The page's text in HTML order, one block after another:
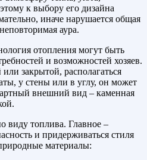
к выбору его дизайна
иначе нарушается общая
аура.
отопления могут быть
и возможностей хозяев.
закрытой, располагаться
у стены или в углу, он может
внешний вид – каменная
виду топлива. Главное –
и придерживаться стиля
материалы: